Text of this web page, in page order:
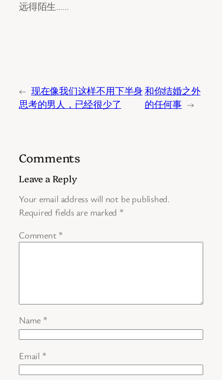
远得陌生……
← 现在像我们这样不用下半身
思考的男人，已经很少了
和你结婚之外
的任何事 →
Comments
Leave a Reply
Your email address will not be published.
Required fields are marked *
Comment *
Name *
Email *